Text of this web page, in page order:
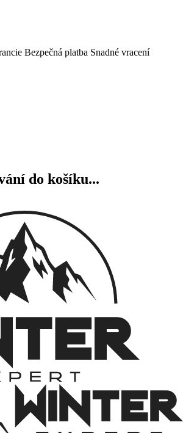
Bezpečná platba Snadné vracení
do košíku...